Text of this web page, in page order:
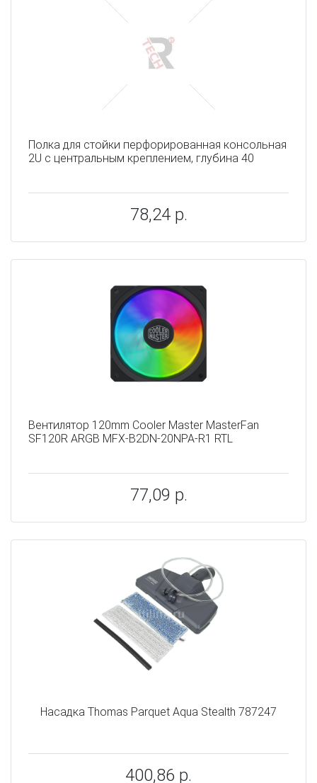
Полка для стойки перфорированная консольная
2U с центральным креплением, глубина 40
78,24 р.
Вентилятор 120mm Cooler Master MasterFan
SF120R ARGB MFX-B2DN-20NPA-R1 RTL
77,09 р.
Насадка Thomas Parquet Aqua Stealth 787247
400,86 р.